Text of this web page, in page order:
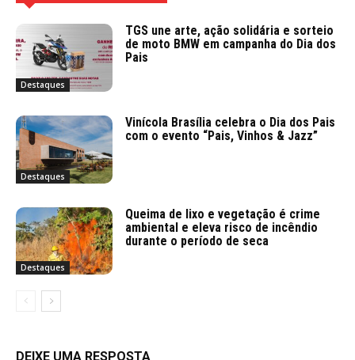
Destaques
TGS une arte, ação solidária e sorteio
de moto BMW em campanha do Dia dos
Pais
Destaques
Vinícola Brasília celebra o Dia dos Pais
com o evento “Pais, Vinhos & Jazz”
Destaques
Queima de lixo e vegetação é crime
ambiental e eleva risco de incêndio
durante o período de seca
DEIXE UMA RESPOSTA